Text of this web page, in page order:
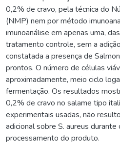
0,2% de cravo, pela técnica do
(NMP) nem por método
imunoanálise em apenas uma,
tratamento controle, sem a
constatada a presença de
prontos. O número de células
aproximadamente, meio ciclo
fermentação. Os resultados
0,2% de cravo no salame tipo
experimentais usadas, não
adicional sobre S. aureus
processamento do produto.